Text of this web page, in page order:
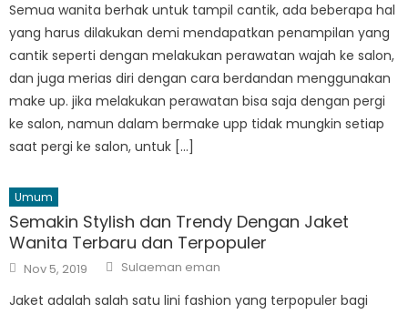
Semua wanita berhak untuk tampil cantik, ada beberapa hal
yang harus dilakukan demi mendapatkan penampilan yang
cantik seperti dengan melakukan perawatan wajah ke salon,
dan juga merias diri dengan cara berdandan menggunakan
make up. jika melakukan perawatan bisa saja dengan pergi
ke salon, namun dalam bermake upp tidak mungkin setiap
saat pergi ke salon, untuk […]
Umum
Semakin Stylish dan Trendy Dengan Jaket
Wanita Terbaru dan Terpopuler
Posted
on
Nov 5, 2019 Author
Sulaeman eman
Jaket adalah salah satu lini fashion yang terpopuler bagi